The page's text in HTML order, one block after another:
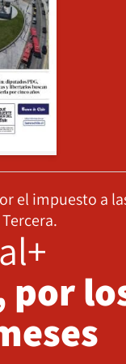
el impuesto a
por